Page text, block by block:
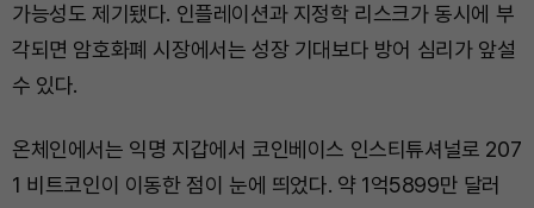
가능성도 제기됐다. 인플레이션과 지정학 리스크가 동시에 부
각되면 암호화폐 시장에서는 성장 기대보다 방어 심리가 앞설
수 있다.
온체인에서는 익명 지갑에서 코인베이스 인스티튜셔널로 207
1 비트코인이 이동한 점이 눈에 띄었다. 약 1억5899만 달러